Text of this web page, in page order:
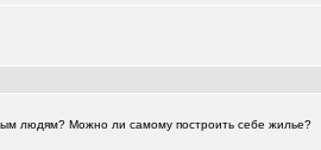
людям? Можно ли самому построить себе жилье?